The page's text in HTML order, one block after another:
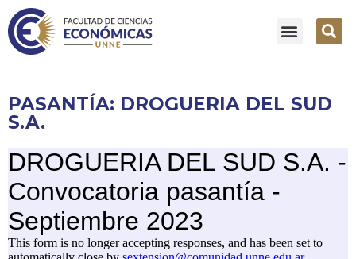
PASANTÍA: DROGUERIA DEL SUD
S.A.